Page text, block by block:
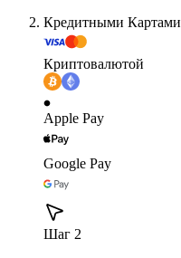
Кредитными Картами
Криптовалютой
Apple Pay
Google Pay
Шаг 2